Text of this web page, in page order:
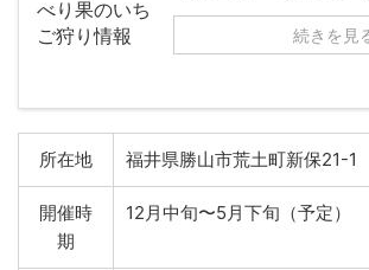
続きを見
所在地 福井県勝山市荒土町新保21-1
開催時
期
12月中旬〜5月下旬（予定）